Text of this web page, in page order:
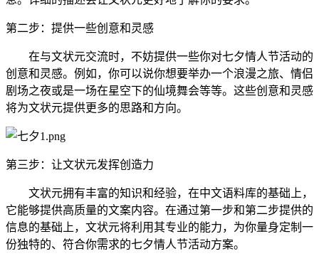
第二步：提供一些创意和灵感
在与文状元交流时，不妨提供一些你对七夕情人节活动的
创意和灵感。例如，你可以说你想要举办一个浪漫之旅、情侣
剧场之夜或是一场在星空下的仙境舞会等等。这些创意和灵感
将为文状元提供更多的思路和方向。
第三步：让文状元发挥创造力
文状元拥有丰富的知识和经验，在中文语料库的基础上，
它能够提供高质量的文案内容。在通过第一步和第二步提供的
信息的基础上，文状元将利用其专业的能力，为你量身定制一
份独特的、符合你需求的七夕情人节活动方案。